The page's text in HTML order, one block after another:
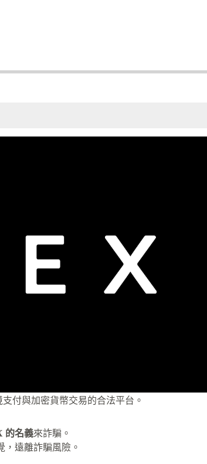
支付與加密貨幣交易的合法平台。
的名義來詐騙。
，遠離詐騙風險。